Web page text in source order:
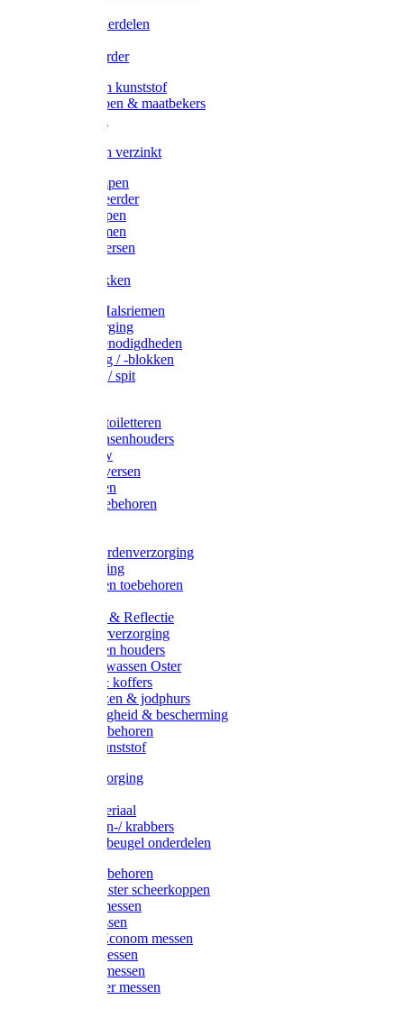
Koelift onderdelen
Uieronthaarder
Voerbakken kunststof
Voerscheppen & maatbekers
Voerbakken verzinkt
Warmtelampen
Staartcoupeerder
Biggenkappen
Neuskrammen
Varken diversen
Varkensbakken
Halsters / Halsriemen
Hoefverzorging
Lammer benodigdheden
Ramdektuig / -blokken
Vastzetpen / spit
Poetsen & toiletteren
Zadel-/Trensenhouders
Halstertouw
Halsters diversen
Hoofdstellen
Zadel & toebehoren
Rapide paardenverzorging
Ruiter kleding
Hoofdstellen toebehoren
Verlichting & Reflectie
Rapide leerverzorging
Likstenen en houders
Poetsen & wassen Oster
Poetssets & koffers
Ruiter laarzen & jodphurs
Ruiter veiligheid & bescherming
Ruiter - toebehoren
Voerbak kunststof
Klauwverzorging
Injectiemateriaal
Hoefmessen-/ krabbers
Hoefbekapbeugel onderdelen
Messen toebehoren
Moser & Oster scheerkoppen
Hauptner messen
Liscop messen
Aesculap/Econom messen
Heiniger messen
Constanta messen
FarmClipper messen